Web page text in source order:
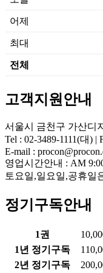
어제
최대
전체
고객지원안내
서울시 금천구 가산디
Tel : 02-3489-1111(대) |
E-mail :
영업시간안내 : AM
토요일,일요일,공휴일
정기구독안내
1권
1년 정기구독
2년 정기구독